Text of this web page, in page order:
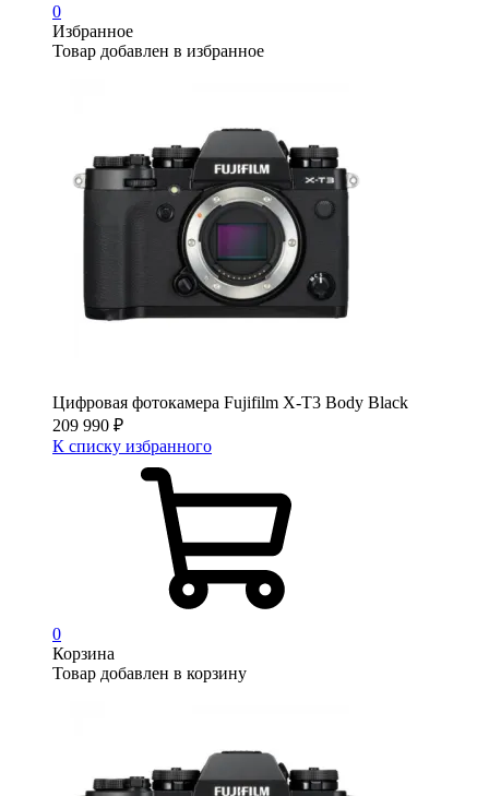
0
Избранное
Товар добавлен в избранное
Цифровая фотокамера Fujifilm X-T3 Body Black
209 990 ₽
К списку избранного
0
Корзина
Товар добавлен в корзину